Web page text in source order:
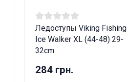
Ледоступы Viking Fishing
Ice Walker XL (44-48) 29-
32cm
284 грн.